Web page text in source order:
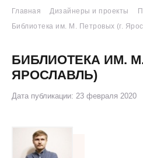
Главная Дизайнеры и проекты
Библиотека им. М. Петровых (г.
БИБЛИОТЕКА ИМ.
ЯРОСЛАВЛЬ)
Дата публикации: 23 февраля 2020